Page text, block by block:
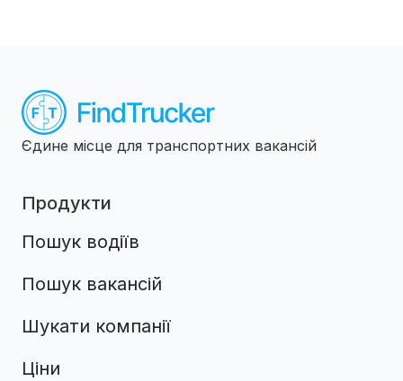
Єдине місце для транспортних вакансій
Продукти
Пошук водіїв
Пошук вакансій
Шукати компанії
Ціни